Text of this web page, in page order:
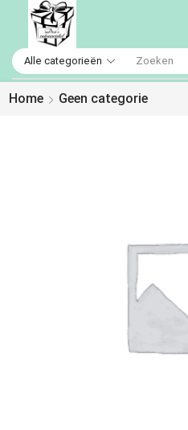
Home Geen categorie